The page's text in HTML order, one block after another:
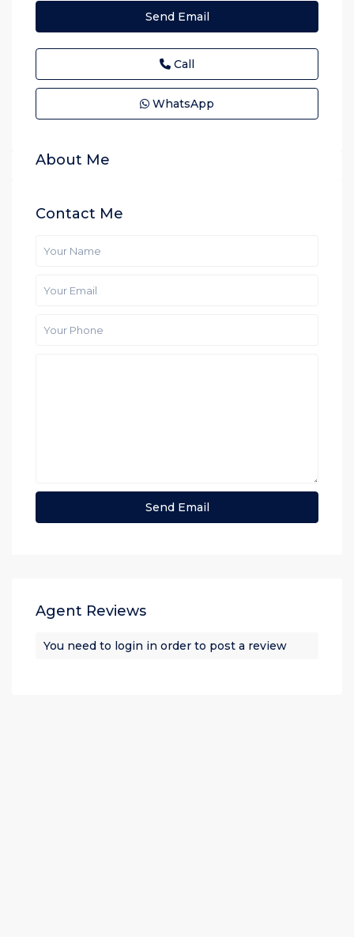
Send Email
Call
WhatsApp
About Me
Contact Me
Agent Reviews
You need to login in order to post a review